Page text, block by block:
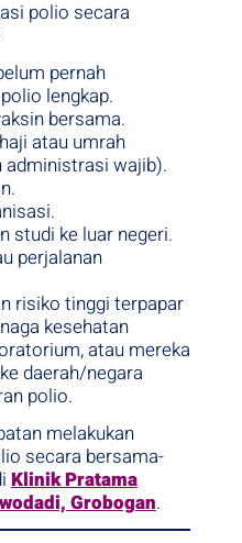
polio secara
pernah
lengkap.
bersama.
atau umrah
administrasi wajib).
studi ke luar negeri.
perjalanan
risiko tinggi terpapar
kesehatan
atau mereka
daerah/negara
polio.
melakukan
secara bersama-
Klinik Pratama
Grobogan.